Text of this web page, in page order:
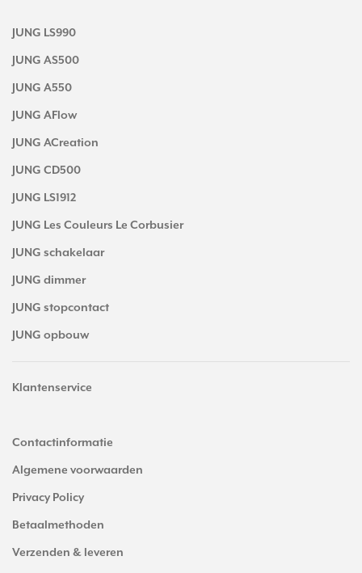
JUNG LS990
JUNG AS500
JUNG A550
JUNG AFlow
JUNG ACreation
JUNG CD500
JUNG LS1912
JUNG Les Couleurs Le Corbusier
JUNG schakelaar
JUNG dimmer
JUNG stopcontact
JUNG opbouw
Klantenservice
Contactinformatie
Algemene voorwaarden
Privacy Policy
Betaalmethoden
Verzenden & leveren